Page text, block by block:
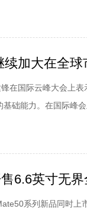
加大在全球
在国际云峰大会上
础能力。在国际峰会
6.6英寸无
系列新品同时